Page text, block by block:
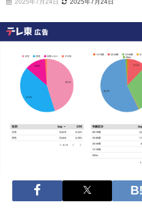
2025年7月24日 2025年7月24日